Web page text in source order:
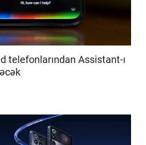
telefonlarından Assistant-ı